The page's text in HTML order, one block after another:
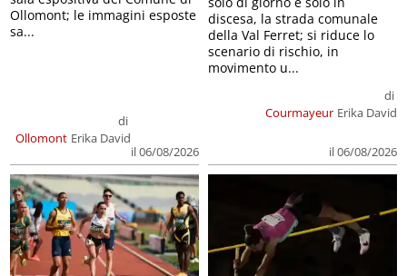
Ollomont
di
Erika David
il 06/08/2026
Ollomont; le immagini esposte
sa...
Courmayeur
di
Erika David
il 06/08/2026
discesa, la strada comunale
della Val Ferret; si riduce lo
scenario di rischio, in
movimento u...